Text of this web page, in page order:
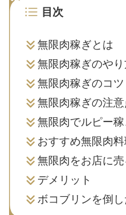
目次
無限肉稼ぎとは
無限肉稼ぎのや
無限肉稼ぎのコツ
無限肉稼ぎの注意
無限肉でルピー稼
おすすめ無限肉料
無限肉をお店に
デメリット
ボコブリンを倒